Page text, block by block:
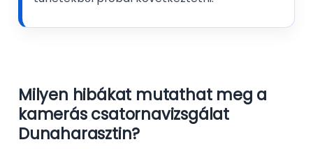
Milyen hibákat mutathat meg a
kamerás csatornavizsgálat
Dunaharasztin?